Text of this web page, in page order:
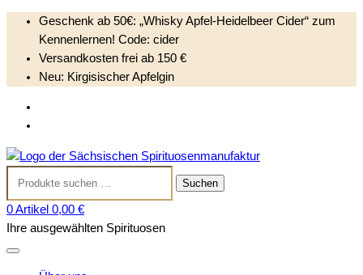
Geschenk ab 50€: „Whisky Apfel-Heidelbeer Cider“ zum
Kennenlernen! Code: cider
Versandkosten frei ab 150 €
Neu: Kirgisischer Apfelgin
p
o
c
o
n
Sächsischen
Suchen
0 Artikel 0,00 €
Ihre ausgewählten Spirituosen